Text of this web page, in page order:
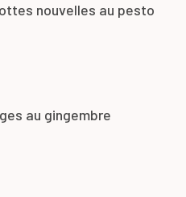
nouvelles au pesto
au gingembre